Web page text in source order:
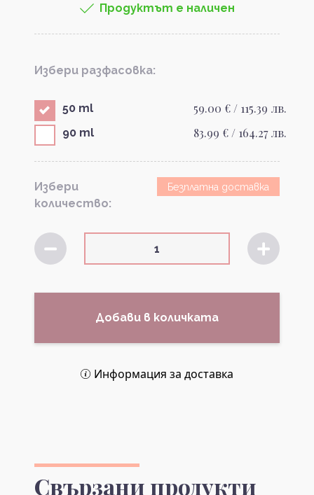
Продуктът е наличен
Избери разфасовка:
50 ml 59.00 € / 115.39 лв.
90 ml 83.99 € / 164.27 лв.
Избери
количество:
Безплатна доставка
Добави в количката
Информация за доставка
Свързани продукти